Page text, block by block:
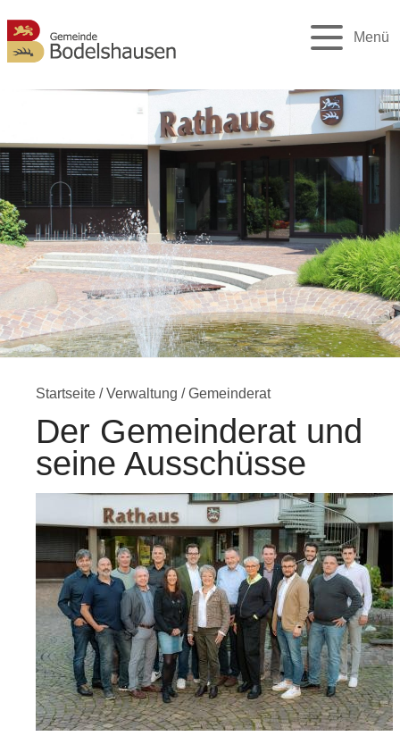
Menü
Startseite /Verwaltung /Gemeinderat
Der Gemeinderat und
seine Ausschüsse